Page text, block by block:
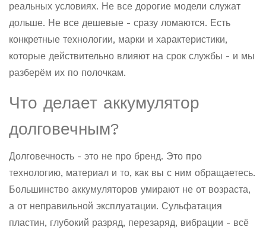
реальных условиях. Не все дорогие модели служат
дольше. Не все дешевые - сразу ломаются. Есть
конкретные технологии, марки и характеристики,
которые действительно влияют на срок службы - и мы
разберём их по полочкам.
Что делает аккумулятор
долговечным?
Долговечность - это не про бренд. Это про
технологию, материал и то, как вы с ним обращаетесь.
Большинство аккумуляторов умирают не от возраста,
а от неправильной эксплуатации. Сульфатация
пластин, глубокий разряд, перезаряд, вибрации - всё